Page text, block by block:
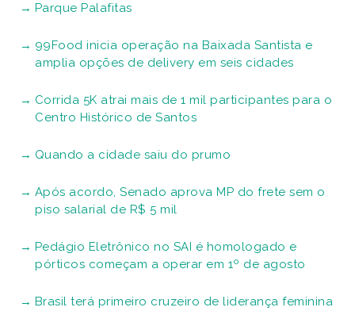
Parque Palafitas
99Food inicia operação na Baixada Santista e
amplia opções de delivery em seis cidades
Corrida 5K atrai mais de 1 mil participantes para o
Centro Histórico de Santos
Quando a cidade saiu do prumo
Após acordo, Senado aprova MP do frete sem o
piso salarial de R$ 5 mil
Pedágio Eletrônico no SAI é homologado e
pórticos começam a operar em 1º de agosto
Brasil terá primeiro cruzeiro de liderança feminina